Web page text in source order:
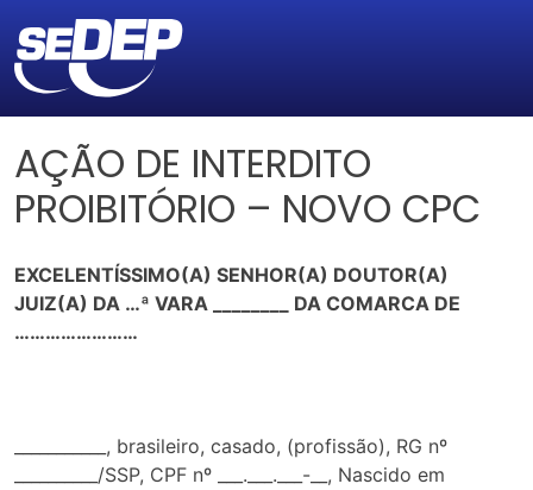
AÇÃO DE INTERDITO
PROIBITÓRIO – NOVO CPC
EXCELENTÍSSIMO(A) SENHOR(A) DOUTOR(A)
JUIZ(A) DA …ª VARA ________ DA COMARCA DE
……………………
___________, brasileiro, casado, (profissão), RG nº
__________/SSP, CPF nº ___.___.___-__, Nascido em